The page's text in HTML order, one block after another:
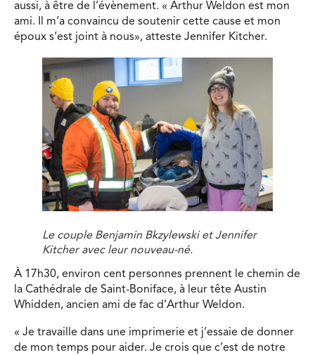
aussi, à être de l’évènement. « Arthur Weldon est mon
ami. Il m’a convaincu de soutenir cette cause et mon
époux s’est joint à nous», atteste Jennifer Kitcher.
Le couple Benjamin Bkzylewski et Jennifer
Kitcher avec leur nouveau-né.
À 17h30, environ cent personnes prennent le chemin de
la Cathédrale de Saint-Boniface, à leur tête Austin
Whidden, ancien ami de fac d’Arthur Weldon.
« Je travaille dans une imprimerie et j’essaie de donner
de mon temps pour aider. Je crois que c’est de notre